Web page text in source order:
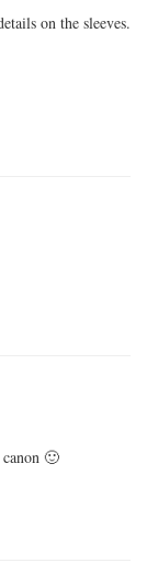
on the sleeves.
🙂